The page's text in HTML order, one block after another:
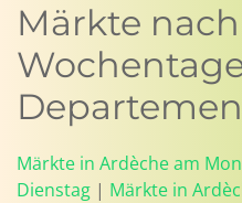
Märkte nach
Märkte in Ardèche am
Dienstag | Märkte in